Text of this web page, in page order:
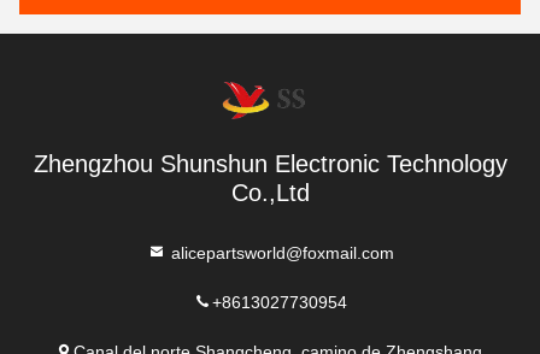
Zhengzhou Shunshun Electronic Technology
Co.,Ltd
alicepartsworld@foxmail.com
+8613027730954